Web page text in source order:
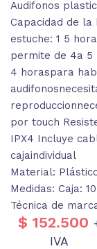
Audifonos
Capacidad de la
estuche: 1 5
permite de 4a 5
4 horaspara
por touch
IPX4 Incluye
cajaindividual
Material:
Medidas: Caja:
Técnica de
$ 152.500
IVA